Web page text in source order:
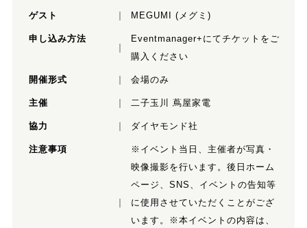
ゲスト MEGUMI (メグミ)
申し込み方法
Eventmanager+にてチケットをご
購入ください
開催形式 会場のみ
主催 二子玉川 蔦屋家電
協力 ダイヤモンド社
注意事項
※イベント当日、主催者が写真・
映像撮影を行います。後日ホーム
ページ、SNS、イベントの告知等
に使用させていただくことがござ
います。※本イベントの内容は、